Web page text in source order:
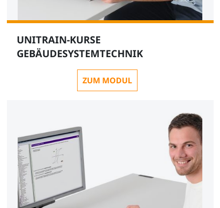
UNITRAIN-KURSE
GEBÄUDESYSTEMTECHNIK
ZUM MODUL